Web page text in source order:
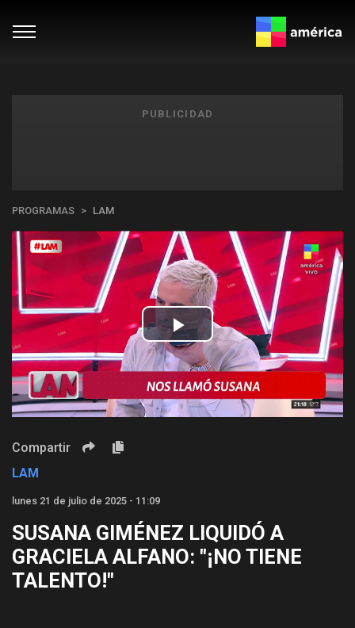
PUBLICIDAD
PROGRAMAS LAM
Play
Video
Compartir
LAM
lunes 21 de julio de 2025 - 11:09
SUSANA GIMÉNEZ LIQUIDÓ A
GRACIELA ALFANO: "¡NO TIENE
TALENTO!"